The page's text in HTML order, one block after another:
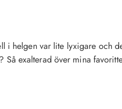
i helgen var lite lyxigare och
Så exalterad över mina